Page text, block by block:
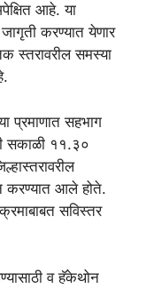
आहे. या
जागृती करण्यात येणार
स्तरावरील समस्या
प्रमाणात सहभाग
सकाळी ११.३०
करण्यात आले होते.
सविस्तर
व हॅकेथोन